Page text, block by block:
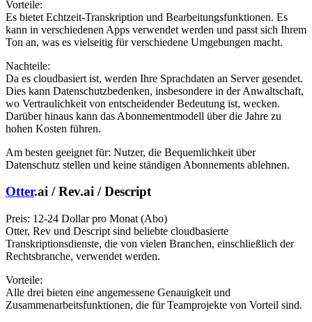
Vorteile:
Es bietet Echtzeit-Transkription und Bearbeitungsfunktionen. Es
kann in verschiedenen Apps verwendet werden und passt sich Ihrem
Ton an, was es vielseitig für verschiedene Umgebungen macht.
Nachteile:
Da es cloudbasiert ist, werden Ihre Sprachdaten an Server gesendet.
Dies kann Datenschutzbedenken, insbesondere in der Anwaltschaft,
wo Vertraulichkeit von entscheidender Bedeutung ist, wecken.
Darüber hinaus kann das Abonnementmodell über die Jahre zu
hohen Kosten führen.
Am besten geeignet für: Nutzer, die Bequemlichkeit über
Datenschutz stellen und keine ständigen Abonnements ablehnen.
Otter.ai / Rev.ai / Descript
Preis: 12-24 Dollar pro Monat (Abo)
Otter, Rev und Descript sind beliebte cloudbasierte
Transkriptionsdienste, die von vielen Branchen, einschließlich der
Rechtsbranche, verwendet werden.
Vorteile:
Alle drei bieten eine angemessene Genauigkeit und
Zusammenarbeitsfunktionen, die für Teamprojekte von Vorteil sind.